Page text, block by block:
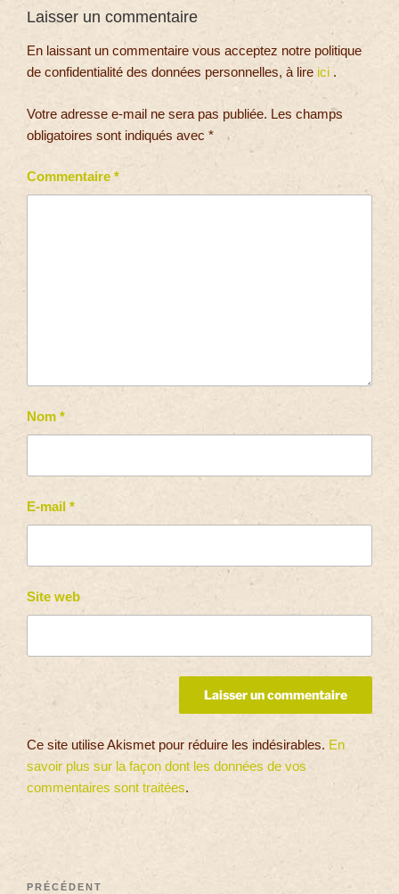
Laisser un commentaire
En laissant un commentaire vous acceptez notre politique
de confidentialité des données personnelles, à lire ici .
Votre adresse e-mail ne sera pas publiée. Les champs
obligatoires sont indiqués avec *
Commentaire *
Nom *
E-mail *
Site web
Ce site utilise Akismet pour réduire les indésirables. En
savoir plus sur la façon dont les données de vos
commentaires sont traitées.
PRÉCÉDENT